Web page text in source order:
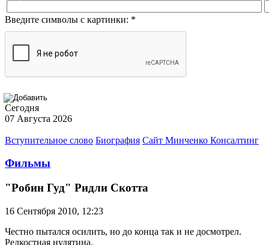
Введите символы с картинки: *
Сегодня
07 Августа 2026
Вступительное слово Биография Сайт Минченко Консалтинг
Фильмы
"Робин Гуд" Ридли Скотта
16 Сентября 2010, 12:23
Честно пытался осилить, но до конца так и не досмотрел.
Редкостная нудятина.